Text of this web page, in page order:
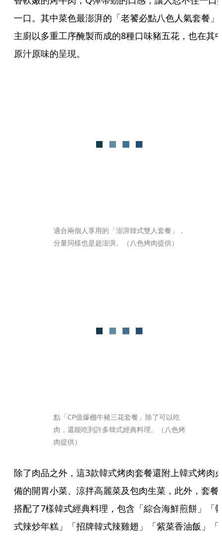
一口。其中菜色最澎湃的「老饕必點八色人氣套餐」
主廚以多重工序醃製而成的8種口味豬五花，也在其
原汁原味的呈現。
適合兩個人享用的「澎湃韓式雙人套餐」，
分量同樣也是超澎湃。（八色烤肉提供）
點「CP值爆棚牛豬三花套餐」除了可以吃
肉，還能吃到許多韓式經典料理。（八色烤
肉提供）
除了肉品之外，這3款韓式烤肉套餐還附上韓式烤肉
備的開胃小菜、涼拌高麗菜及包肉生菜，此外，套餐
搭配了7樣韓式經典料理，包含「綜合海鮮煎餅」「
式辣炒年糕」「招牌韓式辣雞翅」「紫菜香油飯」「